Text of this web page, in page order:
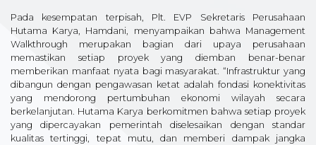
Pada kesempatan terpisah, Plt. EVP Sekretaris Perusahaan
Hutama Karya, Hamdani, menyampaikan bahwa Management
Walkthrough merupakan bagian dari upaya perusahaan
memastikan setiap proyek yang diemban benar-benar
memberikan manfaat nyata bagi masyarakat. “Infrastruktur yang
dibangun dengan pengawasan ketat adalah fondasi konektivitas
yang mendorong pertumbuhan ekonomi wilayah secara
berkelanjutan. Hutama Karya berkomitmen bahwa setiap proyek
yang dipercayakan pemerintah diselesaikan dengan standar
kualitas tertinggi, tepat mutu, dan memberi dampak jangka